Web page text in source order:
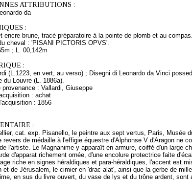
ATTRIBUTIONS :
da
:
encre brune, tracé préparatoire à la pointe de plomb et au
cheval : 'PISANI PICTORIS OPVS'.
; L. 00,142m
:
(L.1223, en vert, au verso) ; Disegni di Leonardo da Vinci
du Louvre (L. 1886a).
provenance : Vallardi, Giuseppe
: achat
: 1856
:
cat. exp. Pisanello, le peintre aux sept vertus, Paris, Musée
revers de médaille à l'effigie équestre d'Alphonse V d'Aragon ne
l'artiste. Le Magnanime y apparaît en armure, coiffé d'un large
d'apparat richement ornée, d'une encolure protectrice faite
riche en signes héraldiques et para-héraldiques, l'accent est
et de Jérusalem, le cimier en 'drac alat', ainsi que la gerbe de
en sus du livre ouvert, du vase de lys et du trône ardent,